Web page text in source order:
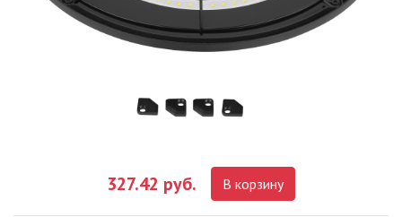
327.42 руб. В корзину